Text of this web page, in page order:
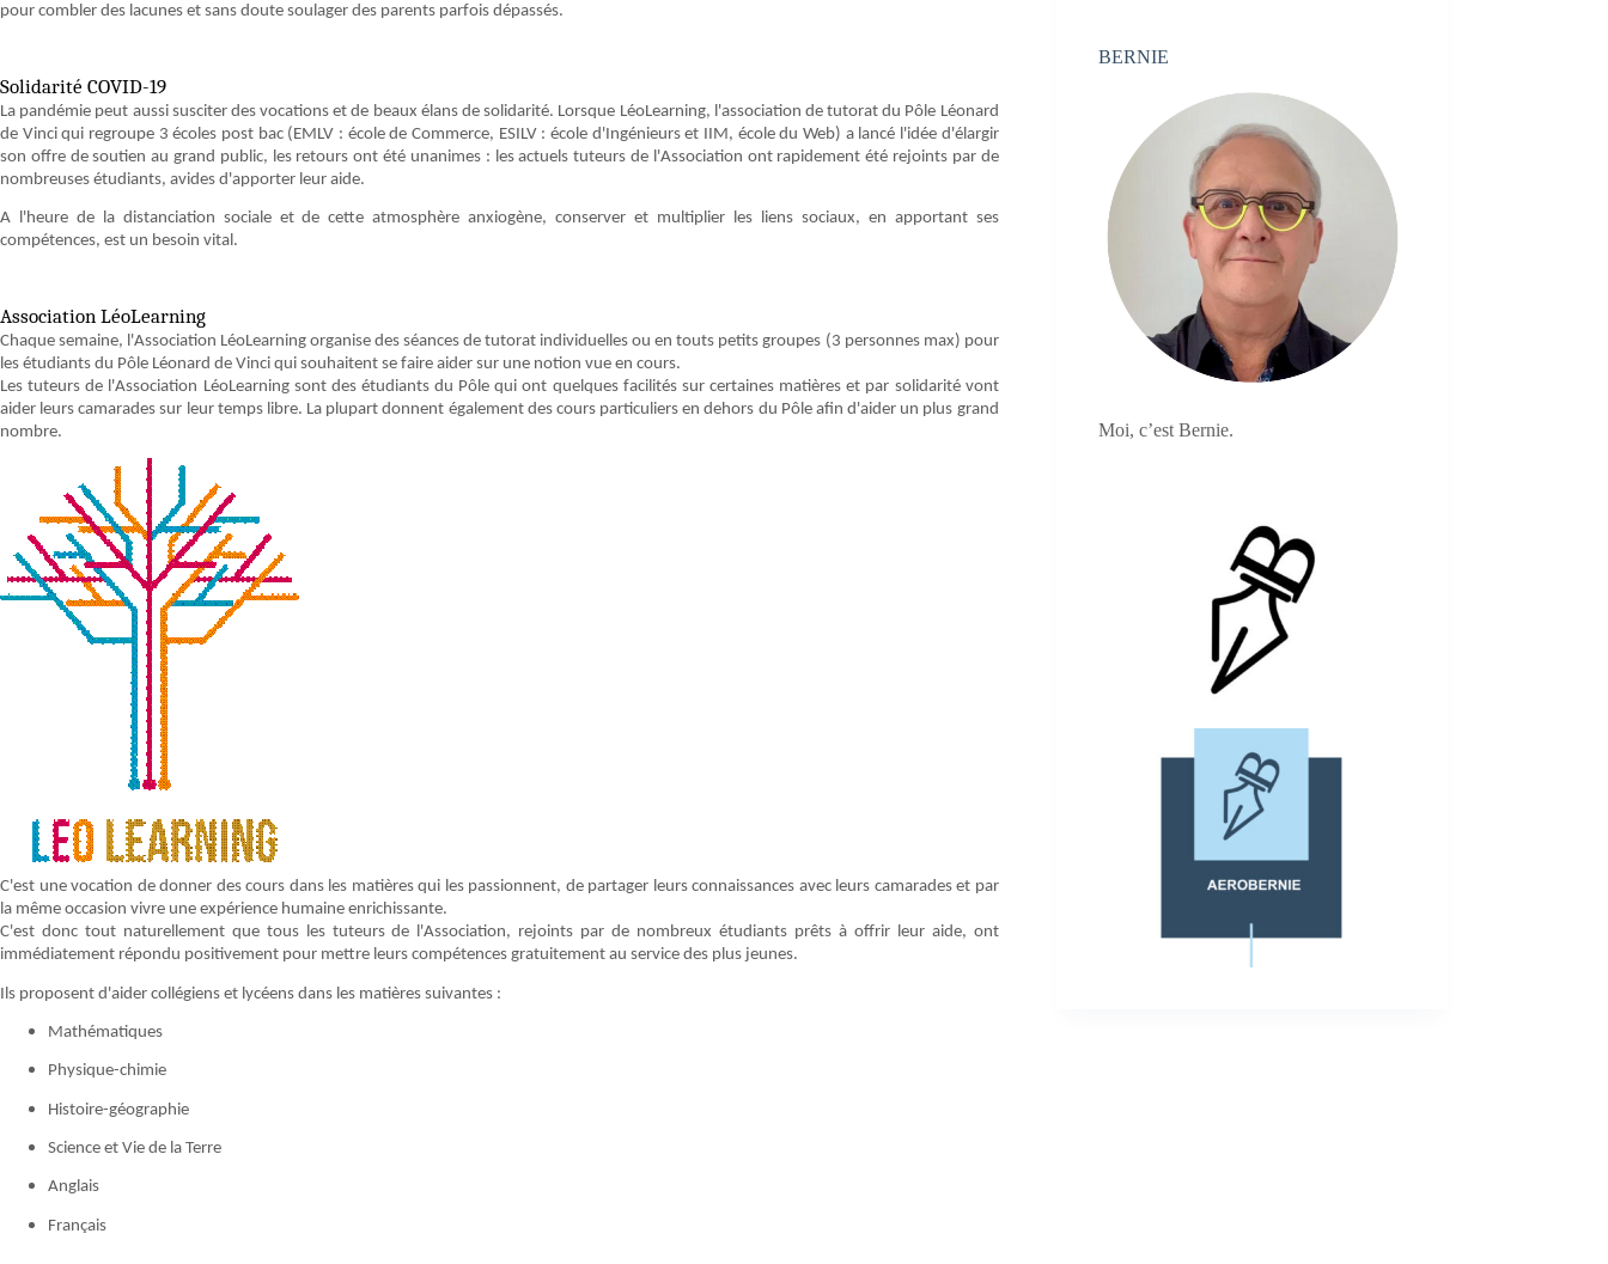
pour combler des lacunes et sans doute soulager des parents parfois dépassés.
Solidarité COVID-19
La pandémie peut aussi susciter des vocations et de beaux élans de solidarité. Lorsque LéoLearning, l'association de tutorat du Pôle Léonard
de Vinci qui regroupe 3 écoles post bac (EMLV : école de Commerce, ESILV : école d'Ingénieurs et IIM, école du Web) a lancé l'idée d'élargir
son offre de soutien au grand public, les retours ont été unanimes : les actuels tuteurs de l'Association ont rapidement été rejoints par de
nombreuses étudiants, avides d'apporter leur aide.
A l'heure de la distanciation sociale et de cette atmosphère anxiogène, conserver et multiplier les liens sociaux, en apportant ses
compétences, est un besoin vital.
Association LéoLearning
Chaque semaine, l'Association LéoLearning organise des séances de tutorat individuelles ou en touts petits groupes (3 personnes max) pour
les étudiants du Pôle Léonard de Vinci qui souhaitent se faire aider sur une notion vue en cours.
Les tuteurs de l'Association LéoLearning sont des étudiants du Pôle qui ont quelques facilités sur certaines matières et par solidarité vont
aider leurs camarades sur leur temps libre. La plupart donnent également des cours particuliers en dehors du Pôle afin d'aider un plus grand
nombre.
C'est une vocation de donner des cours dans les matières qui les passionnent, de partager leurs connaissances avec leurs camarades et par
la même occasion vivre une expérience humaine enrichissante.
C'est donc tout naturellement que tous les tuteurs de l'Association, rejoints par de nombreux étudiants prêts à offrir leur aide, ont
immédiatement répondu positivement pour mettre leurs compétences gratuitement au service des plus jeunes.
Ils proposent d'aider collégiens et lycéens dans les matières suivantes :
Mathématiques
Physique-chimie
Histoire-géographie
Science et Vie de la Terre
Anglais
Français
BERNIE
Moi, c’est Bernie.